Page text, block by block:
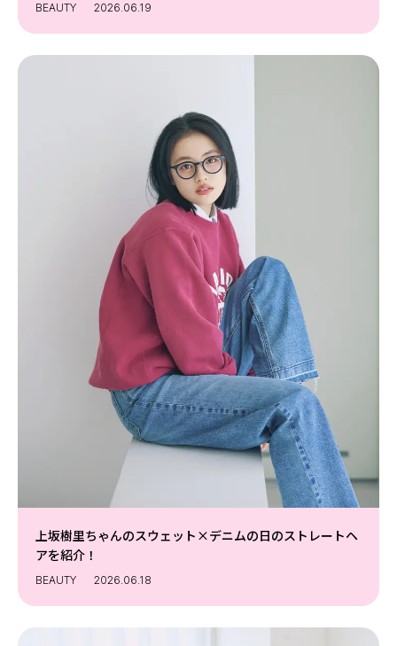
BEAUTY 2026.06.19
上坂樹里ちゃんのスウェット×デニムの日のストレートヘ
アを紹介！
BEAUTY 2026.06.18